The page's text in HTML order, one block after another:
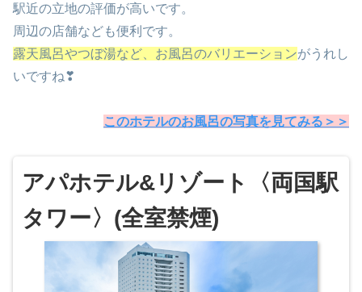
駅近の立地の評価が高いです。
周辺の店舗なども便利です。
露天風呂やつぼ湯など、お風呂のバリエーションがうれし
いですね❣
このホテルのお風呂の写真を見てみる＞＞
アパホテル&リゾート〈両国駅
タワー〉(全室禁煙)